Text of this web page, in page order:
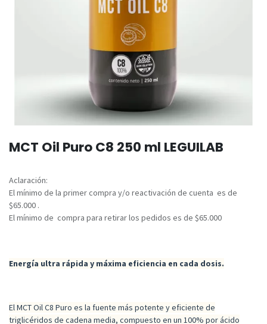
MCT Oil Puro C8 250 ml LEGUILAB
Aclaración:
El mínimo de la primer compra y/o reactivación de cuenta es de
$65.000 .
El mínimo de compra para retirar los pedidos es de $65.000
Energía ultra rápida y máxima eficiencia en cada dosis.
El MCT Oil C8 Puro es la fuente más potente y eficiente de
triglicéridos de cadena media, compuesto en un 100% por ácido